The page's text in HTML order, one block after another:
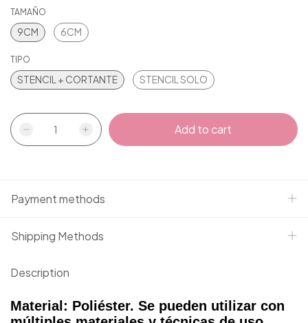
TAMAÑO
9CM 6CM
TIPO
STENCIL + CORTANTE STENCIL SOLO
Payment methods
Shipping Methods
Description
Material: Poliéster. Se pueden utilizar con